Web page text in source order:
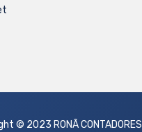
© 2023 RONÃ CONTADORES